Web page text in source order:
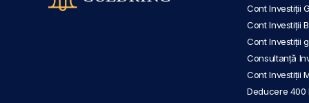
Cont Investiții
Cont Investiții
Cont Investiții
Consultanță
Cont Investiții
Deducere 400